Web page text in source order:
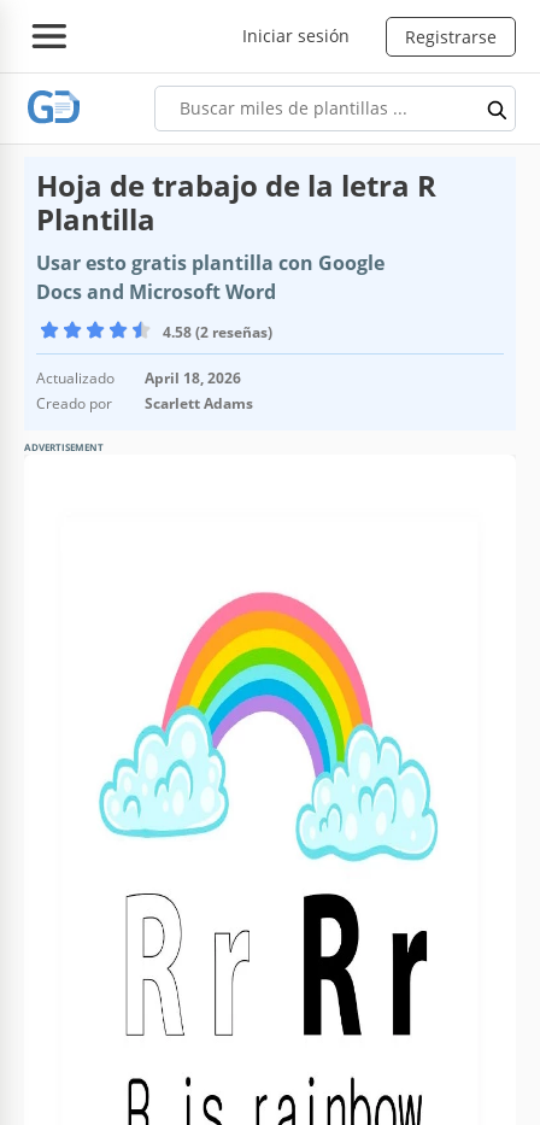
Iniciar sesión Registrarse
Hoja de trabajo de la letra R
Plantilla
Usar esto gratis plantilla con Google
Docs and Microsoft Word
4.58 (2 reseñas)
Actualizado
April 18, 2026
Creado por
Scarlett Adams
ADVERTISEMENT